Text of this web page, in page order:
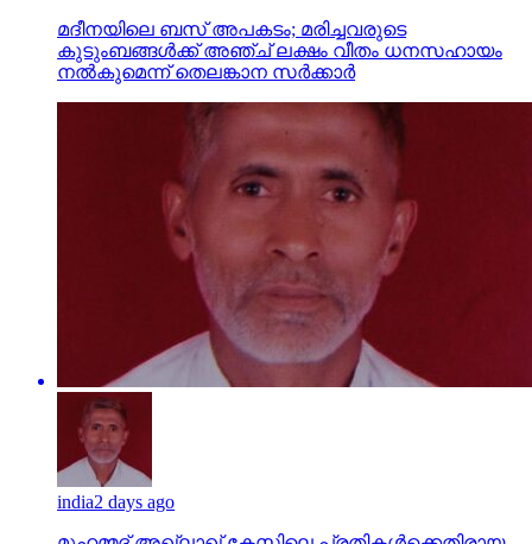
മദീനയിലെ ബസ് അപകടം; മരിച്ചവരുടെ
കുടുംബങ്ങള്‍ക്ക് അഞ്ച് ലക്ഷം വീതം ധനസഹായം
നല്‍കുമെന്ന് തെലങ്കാന സര്‍ക്കാര്‍
india2 days ago